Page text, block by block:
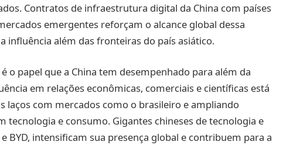
Contratos de infraestrutura digital da China com países
emergentes reforçam o alcance global dessa
influência além das fronteiras do país asiático.
o papel que a China tem desempenhado para além da
em relações econômicas, comerciais e científicas está
laços com mercados como o brasileiro e ampliando
tecnologia e consumo. Gigantes chineses de tecnologia e
BYD, intensificam sua presença global e contribuem para a